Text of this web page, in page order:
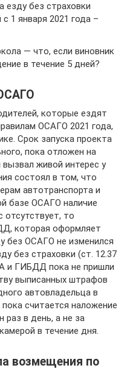
без страховки
1 января 2021 года –
— что, если виновник
в течение 5 дней?
которые ездят
ОСАГО 2021 года,
Срок запуска проекта
пока отложен на
живой интерес у
состоял в том, что
автотранспорта и
базе ОСАГО наличие
отсутствует, то
которая оформляет
без ОСАГО не изменился
без страховки (ст. 12.37
и ГИБДД пока не пришли
выписанных штрафов
автовладельца в
считается наложение
в день, а не за
в течение дня.
возмещения по